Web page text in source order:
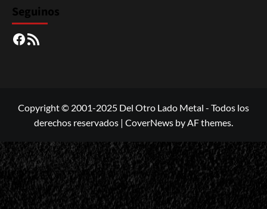
Seguinos
Facebook
RSS
Copyright © 2001-2025 Del Otro Lado Metal - Todos los
derechos reservados | CoverNews by AF themes.